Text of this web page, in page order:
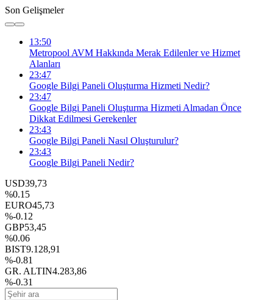
Son Gelişmeler
13:50
Metropool AVM Hakkında Merak Edilenler ve Hizmet
Alanları
23:47
Google Bilgi Paneli Oluşturma Hizmeti Nedir?
23:47
Google Bilgi Paneli Oluşturma Hizmeti Almadan Önce
Dikkat Edilmesi Gerekenler
23:43
Google Bilgi Paneli Nasıl Oluşturulur?
23:43
Google Bilgi Paneli Nedir?
USD39,73
%0.15
EURO45,73
%-0.12
GBP53,45
%0.06
BIST9.128,91
%-0.81
GR. ALTIN4.283,86
%-0.31